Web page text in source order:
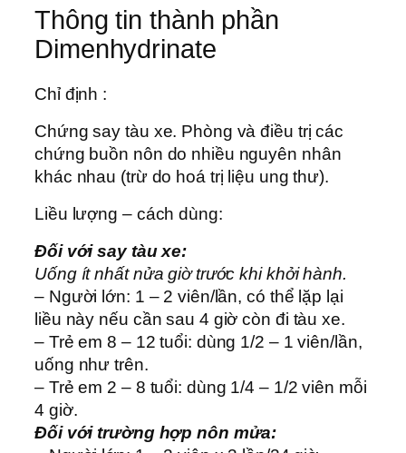
Thông tin thành phần
Dimenhydrinate
Chỉ định :
Chứng say tàu xe. Phòng và điều trị các
chứng buồn nôn do nhiều nguyên nhân
khác nhau (trừ do hoá trị liệu ung thư).
Liều lượng – cách dùng:
Đối với say tàu xe:
Uống ít nhất nửa giờ trước khi khởi hành.
– Người lớn: 1 – 2 viên/lần, có thể lặp lại
liều này nếu cần sau 4 giờ còn đi tàu xe.
– Trẻ em 8 – 12 tuổi: dùng 1/2 – 1 viên/lần,
uống như trên.
– Trẻ em 2 – 8 tuổi: dùng 1/4 – 1/2 viên mỗi
4 giờ.
Đối với trường hợp nôn mửa: